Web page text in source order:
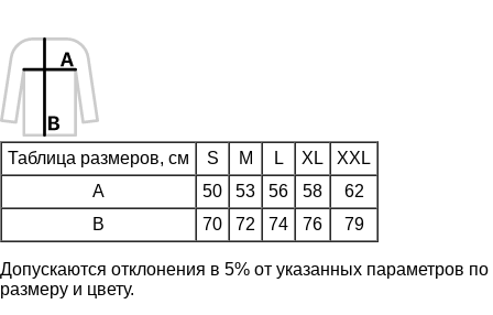
Таблица размеров, см S M L XL
XXL
A
50 53 56 58
62
B
70 72 74 76 79
Допускаются отклонения в 5% от указанных параметров по
размеру и цвету.